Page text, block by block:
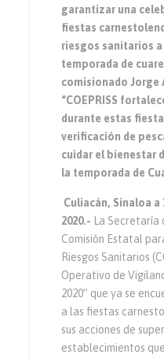
garantizar una
fiestas
riesgos sanitarios
temporada de
comisionado Jorge
“COEPRISS
durante estas
verificación de
cuidar el bienestar
la temporada de
Culiacán, Sinaloa a
2020.- La Secretaría
Comisión Estatal
Riesgos Sanitarios
Operativo de
2020” que ya se
a las fiestas
sus acciones de
establecimientos